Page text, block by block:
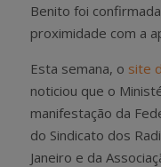
Benito foi
proximidade com a
Esta semana, o site
noticiou que o
manifestação da
do Sindicato dos
Janeiro e da